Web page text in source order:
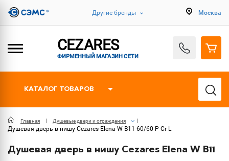
Другие бренды Москва
CEZARES
ФИРМЕННЫЙ МАГАЗИН СЕТИ
КАТАЛОГ ТОВАРОВ
Главная Душевые двери и ограждения
Душевая дверь в нишу Cezares Elena W B11 60/60 P Cr L
Душевая дверь в нишу Cezares Elena W B11